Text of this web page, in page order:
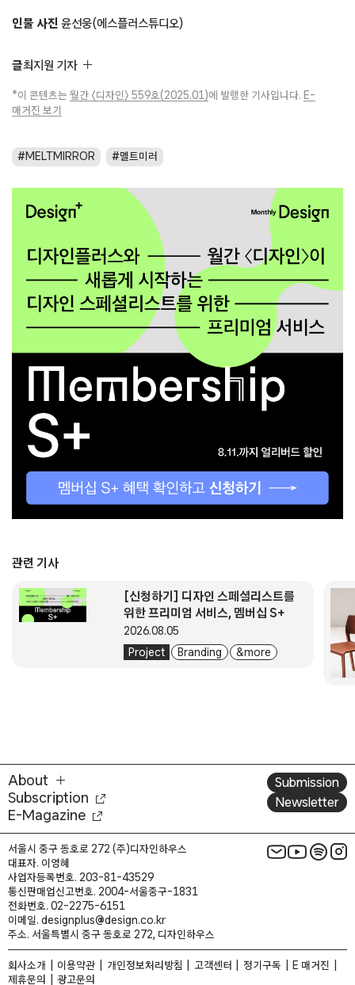
인물 사진 윤선웅(에스플러스튜디오)
글최지원 기자
*이 콘텐츠는 월간 〈디자인〉 559호(2025.01)에 발행한 기사입니다. E-
매거진 보기
MELTMIRROR 멜트미러
관련 기사
Project Branding & more
[신청하기] 디자인 스페셜리스트를
위한 프리미엄 서비스, 멤버십 S+
2026.08.05
About
Subscription
E-Magazine
Submission
Newsletter
서울시 중구 동호로 272 (주)디자인하우스
대표자. 이영혜
사업자등록번호. 203-81-43529
통신판매업신고번호. 2004-서울중구-1831
전화번호. 02-2275-6151
이메일. designplus@design.co.kr
주소. 서울특별시 중구 동호로 272, 디자인하우스
회사소개 이용약관 개인정보처리방침 고객센터 정기구독
E 매거진
제휴문의
광고문의